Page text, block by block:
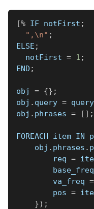
[% IF notFirst ;
",\n" ;
ELSE ;
  notFirst
= 1 ;
END ;
obj = {} ;
obj . query = query
obj . phrases = [ ] ;
FOREACH item IN
    obj
. phrases .
        req
=
        base_freq
        va_freq
=
        pos
=
}) ;